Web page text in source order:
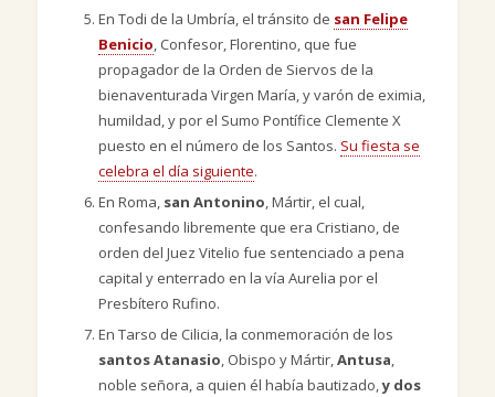
En Todi de la Umbría, el tránsito de san Felipe
Benicio, Confesor, Florentino, que fue
propagador de la Orden de Siervos de la
bienaventurada Virgen María, y varón de eximia,
humildad, y por el Sumo Pontífice Clemente X
puesto en el número de los Santos. Su fiesta se
celebra el día siguiente.
En Roma, san Antonino, Mártir, el cual,
confesando libremente que era Cristiano, de
orden del Juez Vitelio fue sentenciado a pena
capital y enterrado en la vía Aurelia por el
Presbítero Rufino.
En Tarso de Cilicia, la conmemoración de los
santos Atanasio, Obispo y Mártir,Antusa,
noble señora, a quien él había bautizado,y dos